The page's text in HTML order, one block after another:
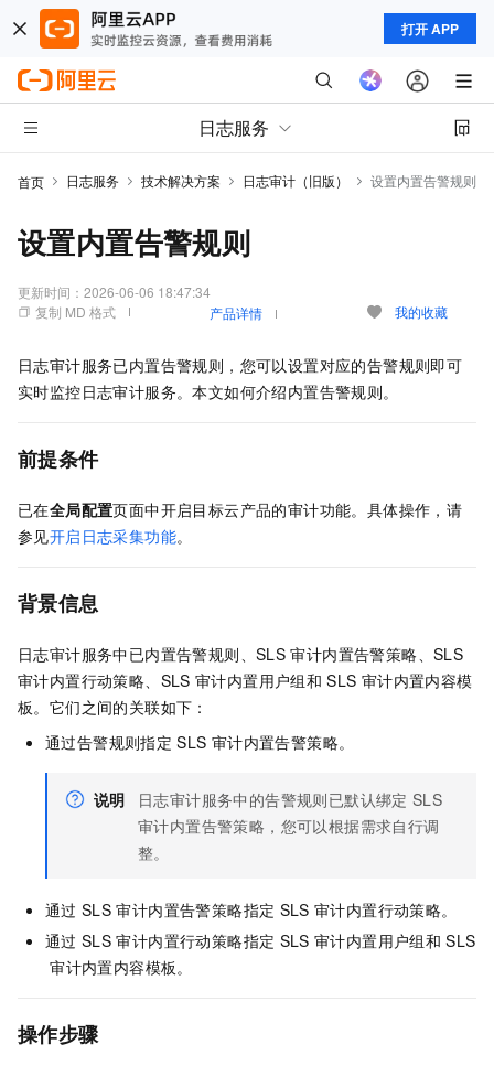
打开 APP
日志服务
首页 日志服务 技术解决方案 日志审计（旧版） 设置内置告警规则
设置内置告警规则
更新时间： 2026-06-06 18:47:34
复制 MD 格式
产品详情 我的收藏
日志审计服务已内置告警规则，您可以设置对应的告警规则即可
实时监控日志审计服务。本文如何介绍内置告警规则。
前提条件
已在全局配置页面中开启目标云产品的审计功能。具体操作，请
参见开启日志采集功能。
背景信息
日志审计服务中已内置告警规则、SLS 审计内置告警策略、SLS
审计内置行动策略、SLS 审计内置用户组和 SLS 审计内置内容模
板。它们之间的关联如下：
通过告警规则指定 SLS 审计内置告警策略。
说明 日志审计服务中的告警规则已默认绑定 SLS
审计内置告警策略，您可以根据需求自行调
整。
通过 SLS 审计内置告警策略指定 SLS 审计内置行动策略。
通过 SLS 审计内置行动策略指定 SLS 审计内置用户组和 SLS
审计内置内容模板。
操作步骤